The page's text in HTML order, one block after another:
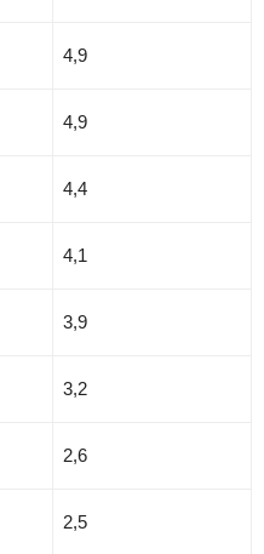
4,9
4,9
4,4
4,1
3,9
3,2
2,6
2,5